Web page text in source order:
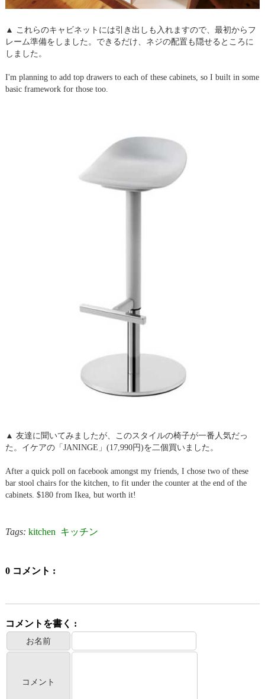
▲ これらのキャビネットには引き出しも入れますので、最初からフ
レーム準備をしました。できるだけ、ネジの配置も隠せるところに
しました。
I'm planning to add top drawers to each of these cabinets, so I built in some
basic framework for those too.
▲ 友達に聞いてみましたが、このスタイルの椅子が一番人気だっ
た。イケアの「JANINGE」(17,990円)を二個買いました。
After a quick poll on facebook amongst my friends, I chose two of these
bar stool chairs for the kitchen, to fit under the counter at the end of the
cabinets. $180 from Ikea, but worth it!
Tags: kitchen キッチン
0 コメント :
コメントを書く :
お名前
コメント